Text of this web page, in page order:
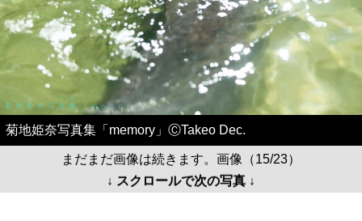
菊地姫奈写真集「memory」ⒸTakeo Dec.
まだまだ画像は続きます。画像（15/23）
↓ スクロールで次の写真 ↓